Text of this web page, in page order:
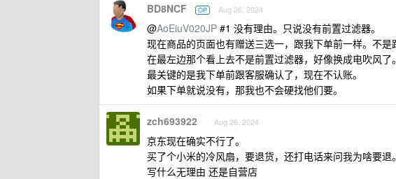
BD8NCF OP Aug 26, 2024
@AoEiuV020JP #1 没有理由。只说没有前置过滤器。
现在商品的页面也有赠送三选一，跟我下单前一样。不
在最左边那个看上去不是前置过滤器，好像换成电吹风了。
最关键的是我下单前跟客服确认了，现在不认账。
如果下单就说没有，那我也不会硬找他们要。
zch693922 Aug 26, 2024
京东现在确实不行了。
买了个小米的冷风扇，要退货，还打电话来问我为啥要
写什么无理由 还是自营店